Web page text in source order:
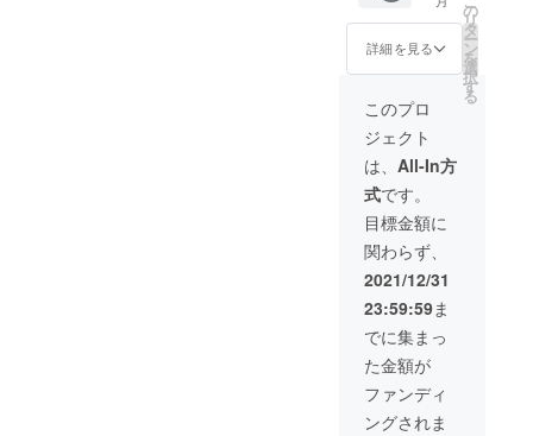
存で7日
でお召
し上が
各4個ず
つ(メイ
プル・
ココ
ア)◆2
セット
※発送
は、ヤ
マト便
コンパ
クトに
て発送
いたし
ます。
※お手元
に届い
てから
冷蔵保
存で7日
でお召
し上が
りくだ
さい
詳細を見る
の
リ
タ
ー
ン
を
選
択
す
る
このプロ
ジェクト
は、 All-In方
式です。
目標金額に
関わらず、
2021/12/31
23:59:59ま
でに集まっ
た金額が
ファンディ
ングされま